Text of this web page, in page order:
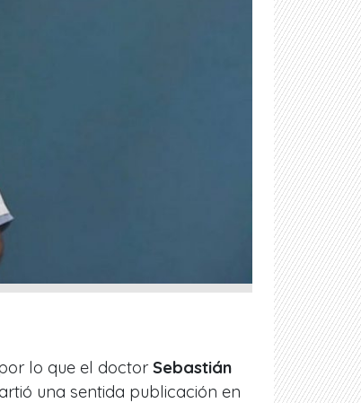
por lo que el doctor Sebastián
una sentida publicación en